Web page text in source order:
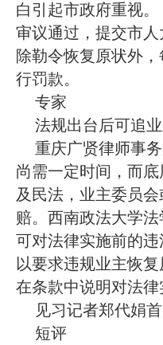
白引起市政府重视
审议通过，提交市
除勒令恢复原状外
行罚款。
专家
法规出台后可追
重庆广贤律师事
尚需一定时间，而
及民法，业主委员
赔。西南政法大学
可对法律实施前的
以要求违规业主恢
在条款中说明对法
见习记者郑代娟
短评